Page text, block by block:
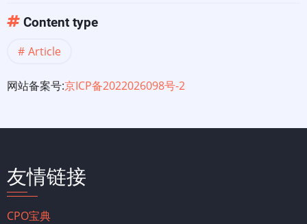
所
有
内
1
部
Content type
Article
网站备案号:京ICP备2022026098号-2
友情链接
CPO宝典